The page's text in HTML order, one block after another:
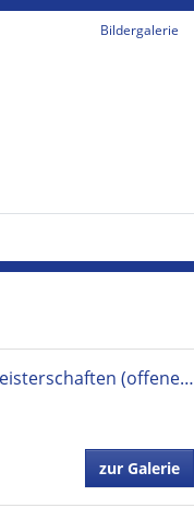
Bildergalerie
73. Süddeutsche Meisterschaften (offenen Klasse + Jhg)
zur Galerie